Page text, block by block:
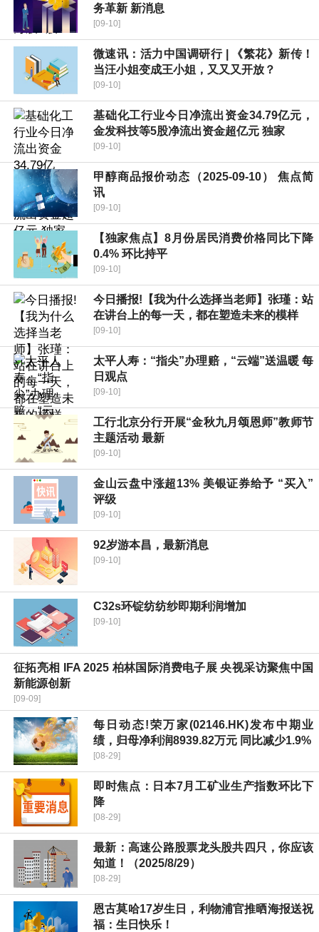
务革新 新消息
[09-10]
微速讯：活力中国调研行 | 《繁花》新传！
当汪小姐变成王小姐，又又又开放？
[09-10]
基础化工行业今日净流出资金34.79亿元，
金发科技等5股净流出资金超亿元 独家
[09-10]
甲醇商品报价动态（2025-09-10） 焦点简
讯
[09-10]
【独家焦点】8月份居民消费价格同比下降
0.4% 环比持平
[09-10]
今日播报!【我为什么选择当老师】张瑾：站
在讲台上的每一天，都在塑造未来的模样
[09-10]
太平人寿：“指尖”办理赔，“云端”送温暖 每
日观点
[09-10]
工行北京分行开展“金秋九月颂恩师”教师节
主题活动 最新
[09-10]
金山云盘中涨超13% 美银证券给予 “买入”
评级
[09-10]
92岁游本昌，最新消息
[09-10]
C32s环锭纺纺纱即期利润增加
[09-10]
征拓亮相 IFA 2025 柏林国际消费电子展 央视采访聚焦中国
新能源创新
[09-09]
每日动态!荣万家(02146.HK)发布中期业
绩，归母净利润8939.82万元 同比减少1.9%
[08-29]
即时焦点：日本7月工矿业生产指数环比下
降
[08-29]
最新：高速公路股票龙头股共四只，你应该
知道！（2025/8/29）
[08-29]
恩古莫哈17岁生日，利物浦官推晒海报送祝
福：生日快乐！